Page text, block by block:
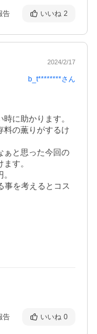
告 いいね 2
2024/2/17
b_t********さん
に助かります。
料の薫りがするけ
ぁと思った今回の
す。
事を考えるとコス
告 いいね 0